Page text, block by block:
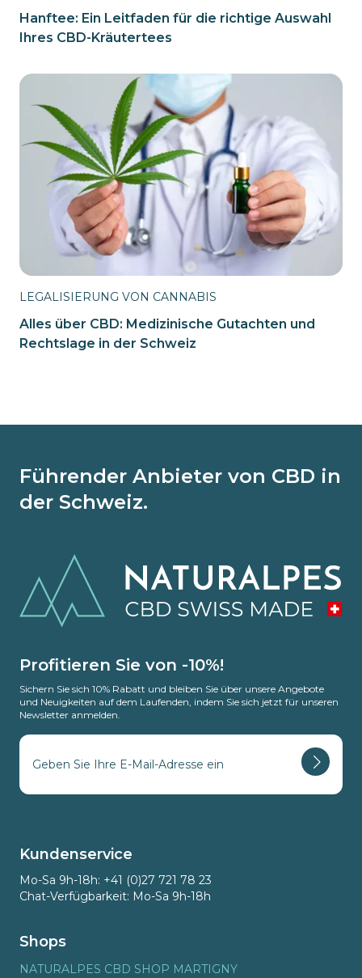
Hanftee: Ein Leitfaden für die richtige Auswahl
Ihres CBD-Kräutertees
LEGALISIERUNG VON CANNABIS
Alles über CBD: Medizinische Gutachten und
Rechtslage in der Schweiz
Führender Anbieter von CBD in
der Schweiz.
Profitieren Sie von -10%!
Sichern Sie sich 10% Rabatt und bleiben Sie über unsere Angebote
und Neuigkeiten auf dem Laufenden, indem Sie sich jetzt für unseren
Newsletter anmelden.
Kundenservice
Mo-Sa 9h-18h: +41 (0)27 721 78 23
Chat-Verfügbarkeit: Mo-Sa 9h-18h
Shops
NATURALPES CBD SHOP MARTIGNY